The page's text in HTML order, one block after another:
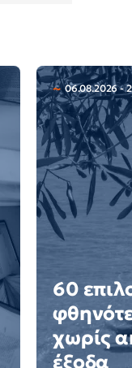
06.08.2026 -
60
χωρίς
έξοδα